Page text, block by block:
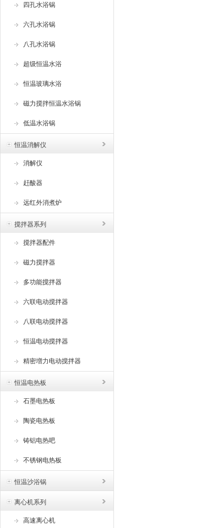
四孔水浴锅
六孔水浴锅
八孔水浴锅
超级恒温水浴
恒温玻璃水浴
磁力搅拌恒温水浴锅
低温水浴锅
恒温消解仪
消解仪
赶酸器
远红外消煮炉
搅拌器系列
搅拌器配件
磁力搅拌器
多功能搅拌器
六联电动搅拌器
八联电动搅拌器
恒温电动搅拌器
精密増力电动搅拌器
恒温电热板
石墨电热板
陶瓷电热板
铸铝电热吧
不锈钢电热板
恒温沙浴锅
离心机系列
高速离心机